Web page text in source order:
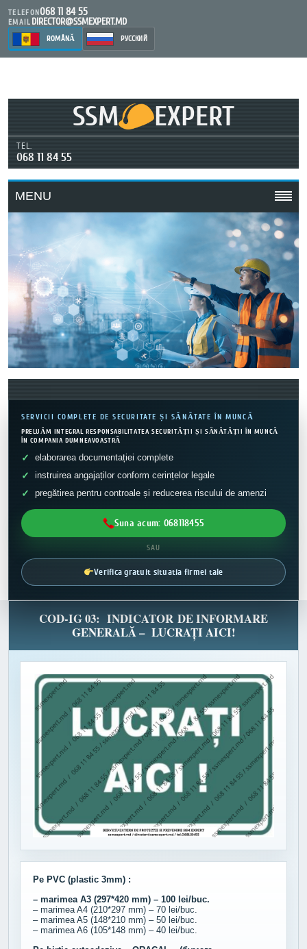
TELEFON068 11 84 55
EMAIL DIRECTOR@SSMEXPERT.MD
ROMÂNĂ РУССКИЙ
SSM EXPERT
TEL.
068 11 84 55
MENU
SERVICII COMPLETE DE SECURITATE ȘI SĂNĂTATE ÎN MUNCĂ
PRELUĂM INTEGRAL RESPONSABILITATEA SECURITĂȚII ȘI SĂNĂTĂȚII ÎN MUNCĂ
ÎN COMPANIA DUMNEAVOASTRĂ
elaborarea documentației complete
instruirea angajaților conform cerințelor legale
pregătirea pentru controale și reducerea riscului de amenzi
Suna acum: 068118455
SAU
Verifica gratuit situatia firmei tale
COD-IG 03: INDICATOR DE INFORMARE
GENERALĂ – LUCRAȚI AICI!
Pe PVC (plastic 3mm) :
– marimea A3 (297*420 mm) – 100 lei/buc.
– marimea A4 (210*297 mm) – 70 lei/buc.
– marimea A5 (148*210 mm) – 50 lei/buc.
– marimea A6 (105*148 mm) – 40 lei/buc.